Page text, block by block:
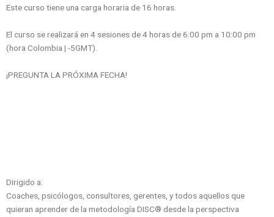
Este curso tiene una carga horaria de 16 horas.
El curso se realizará en 4 sesiones de 4 horas de 6:00 pm a 10:00 pm
(hora Colombia | -5GMT).
¡PREGUNTA LA PRÓXIMA FECHA!
Dirigido a:
Coaches, psicólogos, consultores, gerentes, y todos aquellos que
quieran aprender de la metodología DISC® desde la perspectiva